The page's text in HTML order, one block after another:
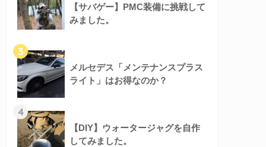
【サバゲー】PMC装備に挑戦して
みました。
3
メルセデス「メンテナンスプラス
ライト」はお得なのか？
4
【DIY】ウォータージャグを自作
してみました。